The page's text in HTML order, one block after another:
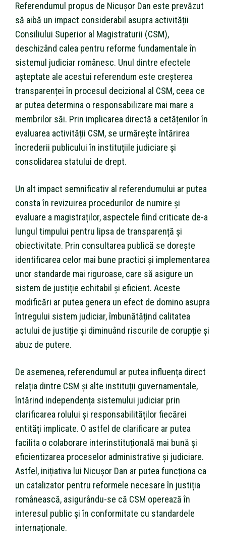
Referendumul propus de Nicușor Dan este prevăzut
să aibă un impact considerabil asupra activității
Consiliului Superior al Magistraturii (CSM),
deschizând calea pentru reforme fundamentale în
sistemul judiciar românesc. Unul dintre efectele
așteptate ale acestui referendum este creșterea
transparenței în procesul decizional al CSM, ceea ce
ar putea determina o responsabilizare mai mare a
membrilor săi. Prin implicarea directă a cetățenilor în
evaluarea activității CSM, se urmărește întărirea
încrederii publicului în instituțiile judiciare și
consolidarea statului de drept.
Un alt impact semnificativ al referendumului ar putea
consta în revizuirea procedurilor de numire și
evaluare a magistraților, aspectele fiind criticate de-a
lungul timpului pentru lipsa de transparență și
obiectivitate. Prin consultarea publică se dorește
identificarea celor mai bune practici și implementarea
unor standarde mai riguroase, care să asigure un
sistem de justiție echitabil și eficient. Aceste
modificări ar putea genera un efect de domino asupra
întregului sistem judiciar, îmbunătățind calitatea
actului de justiție și diminuând riscurile de corupție și
abuz de putere.
De asemenea, referendumul ar putea influența direct
relația dintre CSM și alte instituții guvernamentale,
întărind independența sistemului judiciar prin
clarificarea rolului și responsabilităților fiecărei
entități implicate. O astfel de clarificare ar putea
facilita o colaborare interinstituțională mai bună și
eficientizarea proceselor administrative și judiciare.
Astfel, inițiativa lui Nicușor Dan ar putea funcționa ca
un catalizator pentru reformele necesare în justiția
românească, asigurându-se că CSM operează în
interesul public și în conformitate cu standardele
internaționale.